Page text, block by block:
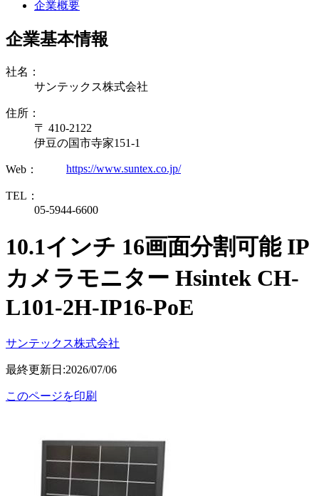
企業概要
企業基本情報
社名：
サンテックス株式会社
住所：
〒 410-2122
伊豆の国市寺家151-1
Web： https://www.suntex.co.jp/
TEL：
05-5944-6600
10.1インチ 16画面分割可能 IP
カメラモニター Hsintek CH-
L101-2H-IP16-PoE
サンテックス株式会社
最終更新日:2026/07/06
このページを印刷